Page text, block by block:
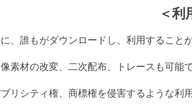
＜利
、誰もがダウンロードし、利用すること
素材の改変、二次配布、トレースも可能で
リシティ権、商標権を侵害するような利